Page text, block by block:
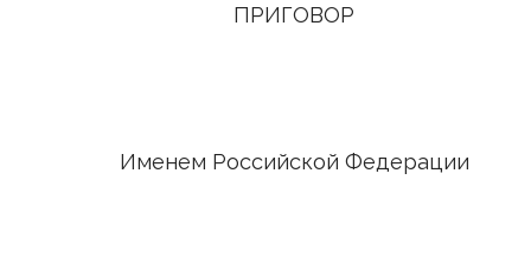
ПРИГОВОР
Именем Российской Федерации